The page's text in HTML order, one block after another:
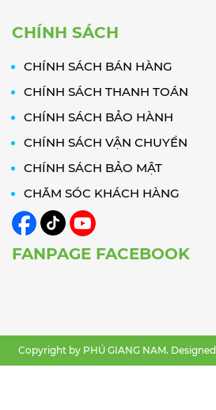
CHÍNH SÁCH
CHÍNH SÁCH BÁN HÀNG
CHÍNH SÁCH THANH TOÁN
CHÍNH SÁCH BẢO HÀNH
CHÍNH SÁCH VẬN CHUYỂN
CHÍNH SÁCH BẢO MẬT
CHĂM SÓC KHÁCH HÀNG
FANPAGE FACEBOOK
Copyright by PHÚ GIANG NAM.